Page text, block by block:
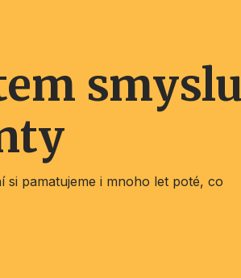
si pamatujeme i mnoho let poté, co